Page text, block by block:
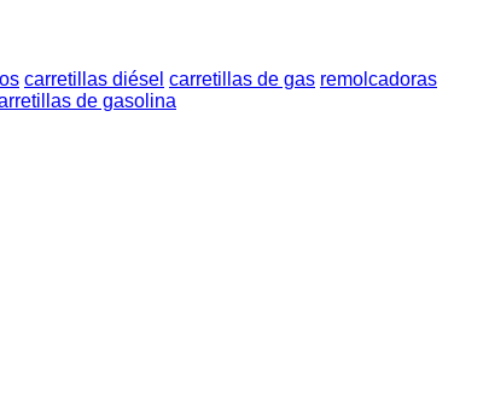
carretillas diésel carretillas de gas remolcadoras
de gasolina